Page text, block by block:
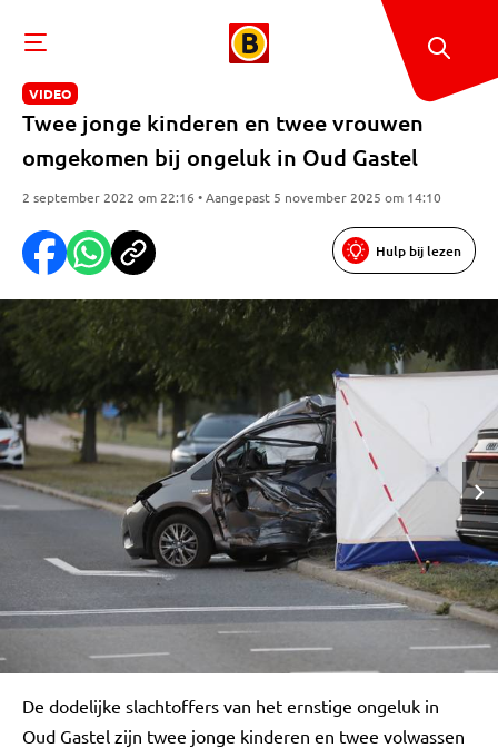
VIDEO
Twee jonge kinderen en twee vrouwen
omgekomen bij ongeluk in Oud Gastel
2 september 2022 om 22:16 • Aangepast 5 november 2025 om 14:10
Hulp bij lezen
De dodelijke slachtoffers van het ernstige ongeluk in
Oud Gastel zijn twee jonge kinderen en twee volwassen